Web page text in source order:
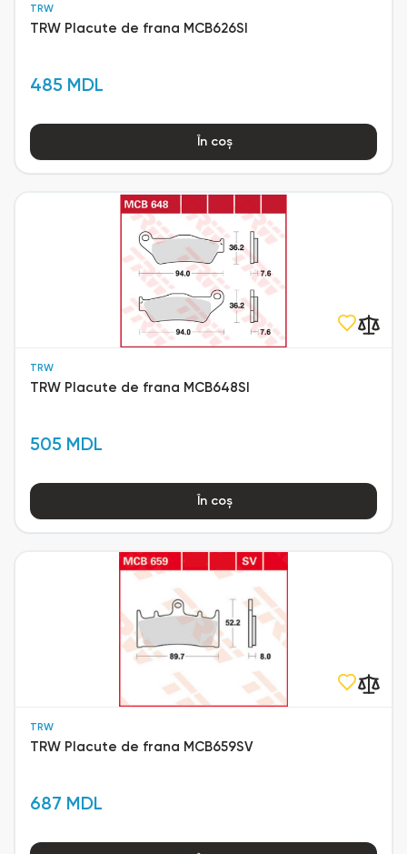
TRW
TRW Placute de frana MCB626SI
485 MDL
În coș
TRW
TRW Placute de frana MCB648SI
505 MDL
În coș
TRW
TRW Placute de frana MCB659SV
687 MDL